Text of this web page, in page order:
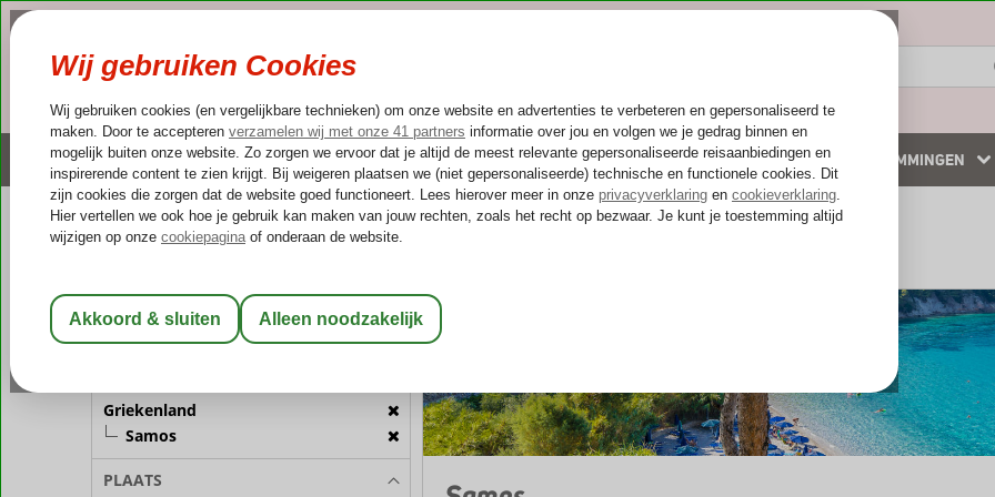
NAZOMER LAST MINUTES ZOMER 2026 WINTERZON BESTEMMINGEN
Altijd inclusief huurauto Kleinschalige & unieke accommodaties Weg van de drukte
Kamer 1: 2 Personen
Wijzig Reisgezelschap
Griekenland
Samos
PLAATS